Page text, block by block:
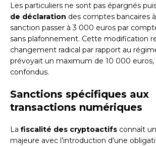
Les particuliers ne sont pas épargnés
de déclaration des comptes bancaires
sanction passer à 3 000 euros par
sans plafonnement. Cette modification
changement radical par rapport au
prévoyait un maximum de 10 000
confondus.
Sanctions spécifiques aux
transactions numériques
La fiscalité des cryptoactifs connaît
majeure avec l’introduction d’une